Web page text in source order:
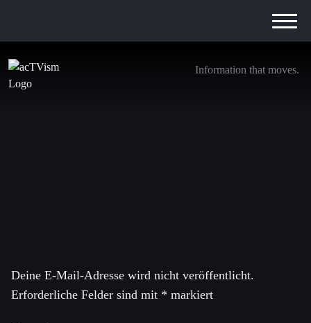
Information that moves.
FB_Zitat_V_E
Deine E-Mail-Adresse wird nicht veröffentlicht.
Erforderliche Felder sind mit * markiert